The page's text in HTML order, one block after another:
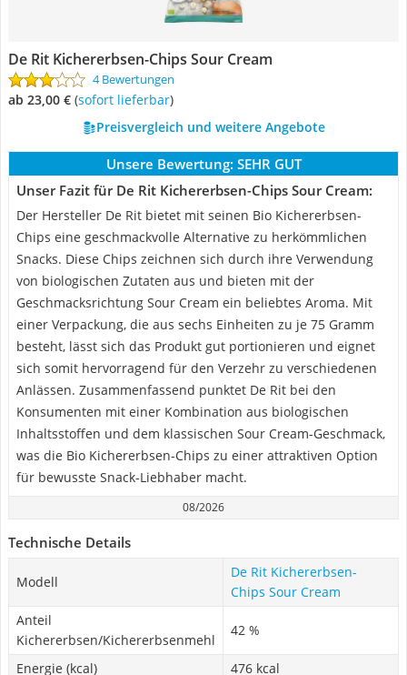
De Rit Kichererbsen-Chips Sour Cream
4 Bewertungen
ab 23,00 € ( Sofort lieferbar)
Preisvergleich und weitere Angebote
Unsere Bewertung: SEHR GUT
Unser Fazit für De Rit Kichererbsen-Chips Sour Cream:
Der Hersteller De Rit bietet mit seinen Bio Kichererbsen-
Chips eine geschmackvolle Alternative zu herkömmlichen
Snacks. Diese Chips zeichnen sich durch ihre Verwendung
von biologischen Zutaten aus und bieten mit der
Geschmacksrichtung Sour Cream ein beliebtes Aroma. Mit
einer Verpackung, die aus sechs Einheiten zu je 75 Gramm
besteht, lässt sich das Produkt gut portionieren und eignet
sich somit hervorragend für den Verzehr zu verschiedenen
Anlässen. Zusammenfassend punktet De Rit bei den
Konsumenten mit einer Kombination aus biologischen
Inhaltsstoffen und dem klassischen Sour Cream-Geschmack,
was die Bio Kichererbsen-Chips zu einer attraktiven Option
für bewusste Snack-Liebhaber macht.
08/2026
Technische Details
Modell
De Rit Kichererbsen-
Chips Sour Cream
Anteil
Kichererbsen/Kichererbsenmehl
42 %
Energie (kcal) 476 kcal